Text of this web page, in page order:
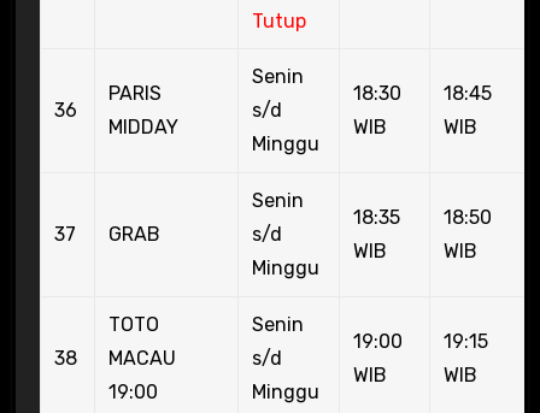
Tutup
36
PARIS
MIDDAY
Senin
s/d
Minggu
18:30
WIB
18:45
WIB
37 GRAB
Senin
s/d
Minggu
18:35
WIB
18:50
WIB
38
TOTO
MACAU
19:00
Senin
s/d
Minggu
19:00
WIB
19:15
WIB